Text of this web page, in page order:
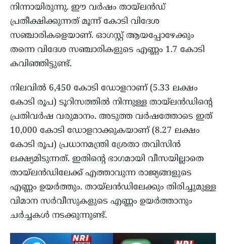
നിന്നായിരുന്നു. ഈ വര്‍ഷം തായ്‌ലന്‍ഡ്
പ്രതീക്ഷിക്കുന്നത് മൂന്ന് കോടി വിദേശ
സഞ്ചാരികളെയാണ്. ഓഗസ്റ്റ് ആയപ്പോഴേക്കും
തന്നെ വിദേശ സഞ്ചാരികളുടെ എണ്ണം 1.7 കോടി
കവിഞ്ഞിട്ടുണ്ട്.
നിലവില്‍ 6,450 കോടി ഡോളറാണ് (5.33 ലക്ഷം
കോടി രൂപ) ടൂറിസത്തില്‍ നിന്നുള്ള തായ്‌ലന്‍ഡിന്റെ
പ്രതിവര്‍ഷ വരുമാനം. അടുത്ത വര്‍ഷത്തോടെ ഇത്
10,000 കോടി ഡോളറാക്കുകയാണ് (8.27 ലക്ഷം
കോടി രൂപ) പ്രധാനമന്ത്രി ശ്രേതാ തവിസിന്‍
ലക്ഷ്യമിടുന്നത്. ഇതിന്റെ ഭാഗമായി വീസയില്ലാതെ
തായ്‌ലന്‍ഡിലേക്ക് എത്താവുന്ന രാജ്യങ്ങളുടെ
എണ്ണം ഉയര്‍ത്തും. തായ്‌ലന്‍ഡിലേക്കും തിരിച്ചുമുള്ള
വിമാന സര്‍വീസുകളുടെ എണ്ണം ഉയര്‍ത്താനും
ചര്‍ച്ചകള്‍ നടക്കുന്നുണ്ട്.